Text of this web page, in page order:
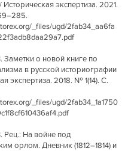
Историческая экспертиза. 2021.
_files/ugd/2fab34_aa6fa
Заметки о новой книге по
в русской историографии
экспертиза. 2018. № 1(14). С.
_files/ugd/2fab34_1a1750
Рец.: На войне под
орлом. Дневник (1812–1814) и